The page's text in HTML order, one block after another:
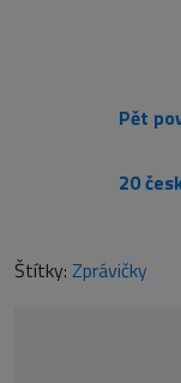
Štítky: Zprávičky